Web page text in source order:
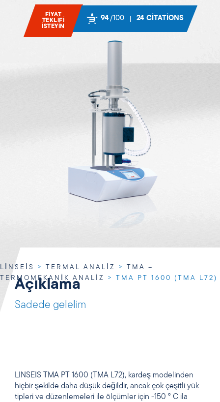
FIYAT
TEKLIFI
ISTEYIN
94 /100 24 CITATIONS
LINSEIS > TERMAL ANALIZ >
TMA –
TERMOMEKANIK ANALIZ
> TMA PT 1600 (TMA L72)
Açıklama
Sadede gelelim
LINSEIS TMA PT 1600 (TMA L72), kardeş modelinden
hiçbir şekilde daha düşük değildir, ancak çok çeşitli yük
tipleri ve düzenlemeleri ile ölçümler için -150 ° C ila